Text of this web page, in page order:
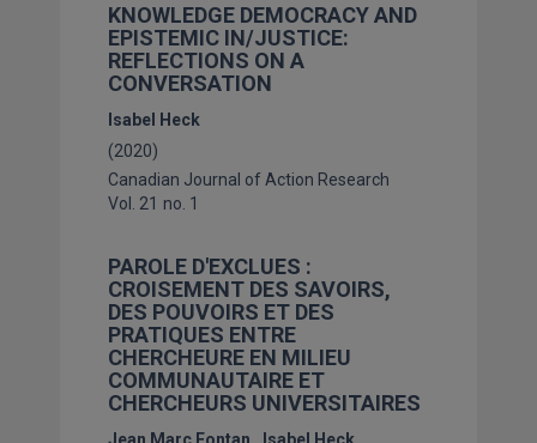
KNOWLEDGE DEMOCRACY AND
EPISTEMIC IN/JUSTICE:
REFLECTIONS ON A
CONVERSATION
Isabel Heck
(2020)
Canadian Journal of Action Research
Vol. 21 no. 1
PAROLE D'EXCLUES :
CROISEMENT DES SAVOIRS,
DES POUVOIRS ET DES
PRATIQUES ENTRE
CHERCHEURE EN MILIEU
COMMUNAUTAIRE ET
CHERCHEURS UNIVERSITAIRES